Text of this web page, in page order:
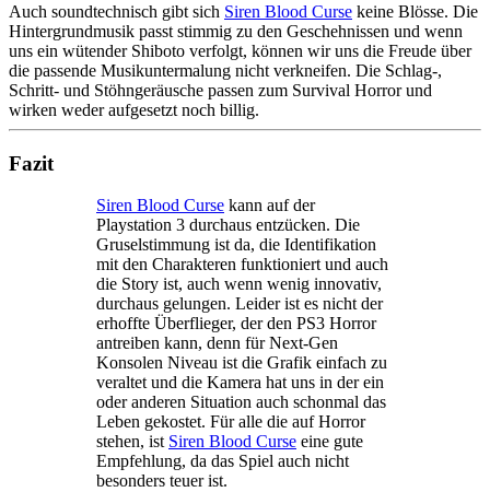
Auch soundtechnisch gibt sich Siren Blood Curse keine Blösse. Die
Hintergrundmusik passt stimmig zu den Geschehnissen und wenn
uns ein wütender Shiboto verfolgt, können wir uns die Freude über
die passende Musikuntermalung nicht verkneifen. Die Schlag-,
Schritt- und Stöhngeräusche passen zum Survival Horror und
wirken weder aufgesetzt noch billig.
Fazit
Siren Blood Curse kann auf der
Playstation 3 durchaus entzücken. Die
Gruselstimmung ist da, die Identifikation
mit den Charakteren funktioniert und auch
die Story ist, auch wenn wenig innovativ,
durchaus gelungen. Leider ist es nicht der
erhoffte Überflieger, der den PS3 Horror
antreiben kann, denn für Next-Gen
Konsolen Niveau ist die Grafik einfach zu
veraltet und die Kamera hat uns in der ein
oder anderen Situation auch schonmal das
Leben gekostet. Für alle die auf Horror
stehen, ist Siren Blood Curse eine gute
Empfehlung, da das Spiel auch nicht
besonders teuer ist.